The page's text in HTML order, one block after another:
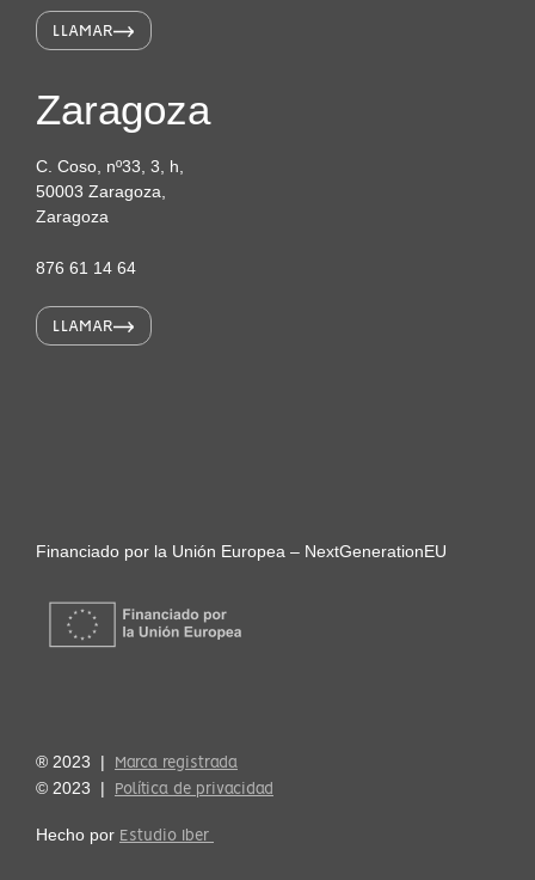
LLAMAR
Zaragoza
C. Coso, nº33, 3, h,
50003 Zaragoza,
Zaragoza
876 61 14 64
LLAMAR
Financiado por la Unión Europea – NextGenerationEU
® 2023 | Marca registrada
© 2023 | Política de privacidad
Hecho por Estudio Iber